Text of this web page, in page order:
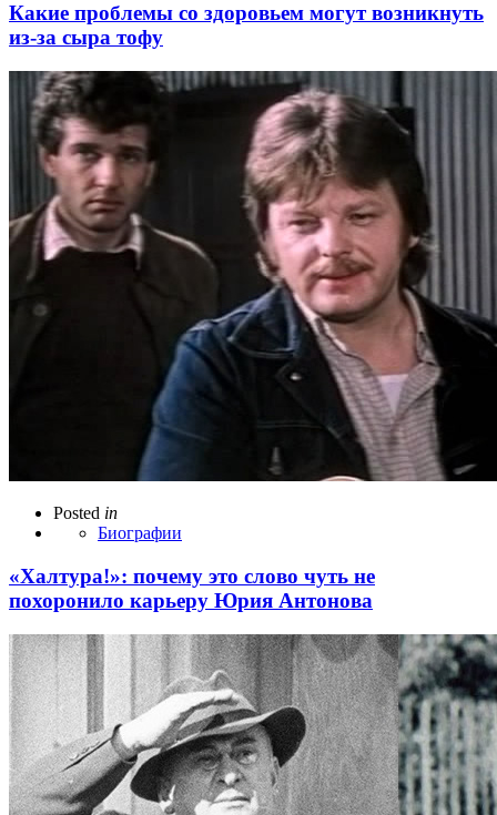
Какие проблемы со здоровьем могут возникнуть
из-за сыра тофу
Posted in
Биографии
«Халтура!»: почему это слово чуть не
похоронило карьеру Юрия Антонова